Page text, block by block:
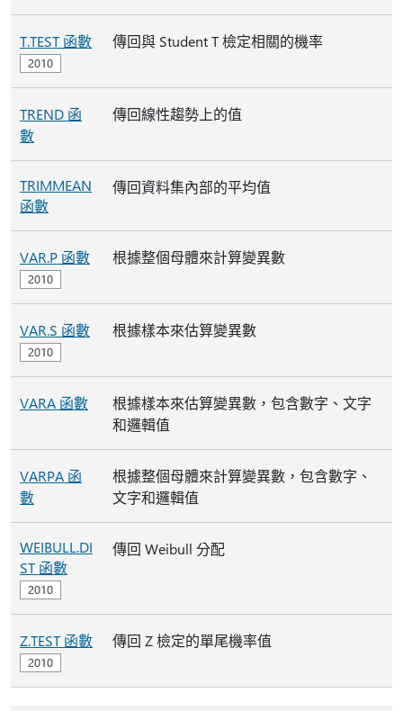
T.TEST 函數 傳回與 Student T 檢定相關的機率
TREND 函
數
傳回線性趨勢上的值
TRIMMEAN
函數
傳回資料集內部的平均值
VAR.P 函數 根據整個母體來計算變異數
VAR.S 函數 根據樣本來估算變異數
VARA 函數
根據樣本來估算變異數，包含數字、文字
和邏輯值
VARPA 函
數
根據整個母體來計算變異數，包含數字、
文字和邏輯值
WEIBULL.DI
ST 函數
傳回 Weibull 分配
Z.TEST 函數 傳回 Z 檢定的單尾機率值